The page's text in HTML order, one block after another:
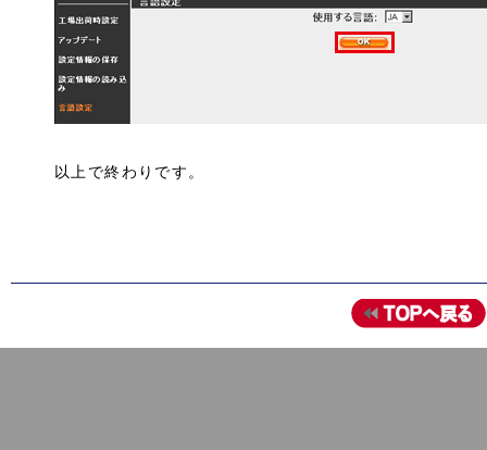
以上で終わりです。